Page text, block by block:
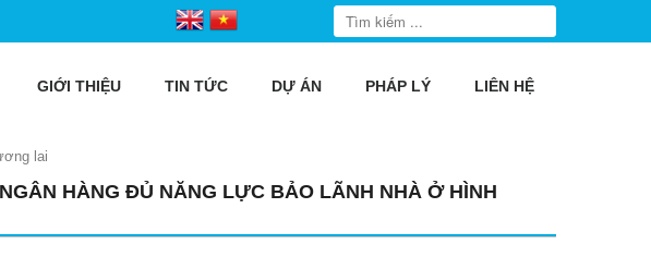
GIỚI THIỆU TIN TỨC DỰ ÁN PHÁP LÝ LIÊN HỆ
lai
HÀNG ĐỦ NĂNG LỰC BẢO LÃNH NHÀ Ở HÌNH